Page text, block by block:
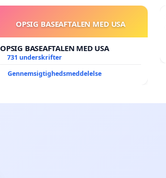
OPSIG BASEAFTALEN MED USA
OPSIG BASEAFTALEN MED USA
731 underskrifter
Gennemsigtighedsmeddelelse